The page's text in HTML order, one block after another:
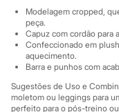
Calcinhas
Cintas e Modeladores
Meias
Pijamas
Sutiãs e Tops
Moda praia
Biquínis
Maiôs
Modelagem cropped,
peça.
Capuz com cordão para
Confeccionado em
aquecimento.
Barra e punhos com
Sugestões de Uso e
moletom ou leggings para
perfeito para o pós-treino ou